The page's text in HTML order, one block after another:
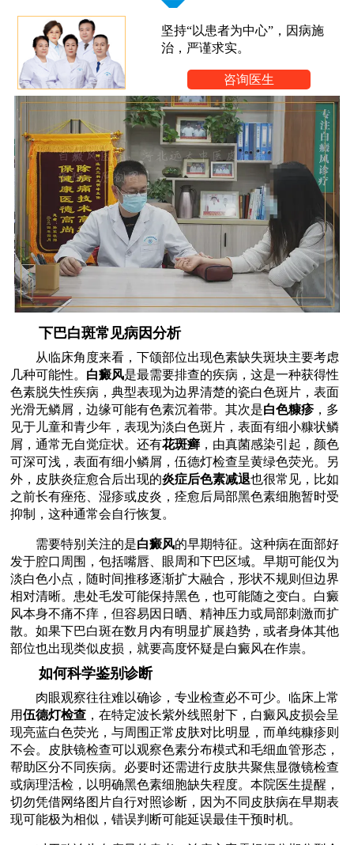
坚持“以患者为中心”，因病施
治，严谨求实。
咨询医生
下巴白斑常见病因分析
从临床角度来看，下颌部位出现色素缺失斑块主要考虑
几种可能性。 白癜风是最需要排查的疾病，这是一种获得性
色素脱失性疾病，典型表现为边界清楚的瓷白色斑片，表面
光滑无鳞屑，边缘可能有色素沉着带。其次是白色糠疹，多
见于儿童和青少年，表现为淡白色斑片，表面有细小糠状鳞
屑，通常无自觉症状。还有花斑癣 ，由真菌感染引起，颜色
可深可浅，表面有细小鳞屑，伍德灯检查呈黄绿色荧光。另
外，皮肤炎症愈合后出现的炎症后色素减退也很常见，比如
之前长有痤疮、湿疹或皮炎，痊愈后局部黑色素细胞暂时受
抑制，这种通常会自行恢复。
需要特别关注的是白癜风的早期特征。这种病在面部好
发于腔口周围，包括嘴唇、眼周和下巴区域。早期可能仅为
淡白色小点，随时间推移逐渐扩大融合，形状不规则但边界
相对清晰。患处毛发可能保持黑色，也可能随之变白。白癜
风本身不痛不痒，但容易因日晒、精神压力或局部刺激而扩
散。如果下巴白斑在数月内有明显扩展趋势，或者身体其他
部位也出现类似皮损，就要高度怀疑是白癜风在作祟。
如何科学鉴别诊断
肉眼观察往往难以确诊，专业检查必不可少。临床上常
用伍德灯检查 ，在特定波长紫外线照射下，白癜风皮损会呈
现亮蓝白色荧光，与周围正常皮肤对比明显，而单纯糠疹则
不会。皮肤镜检查可以观察色素分布模式和毛细血管形态，
帮助区分不同疾病。必要时还需进行皮肤共聚焦显微镜检查
或病理活检，以明确黑色素细胞缺失程度。本院医生提醒，
切勿凭借网络图片自行对照诊断，因为不同皮肤病在早期表
现可能极为相似，错误判断可能延误最佳干预时机。